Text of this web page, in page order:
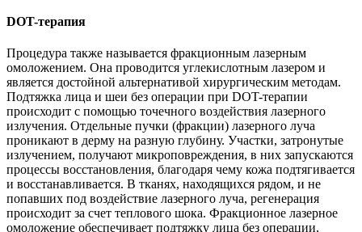
DOT-терапия
Процедура также называется фракционным лазерным
омоложением. Она проводится углекислотным лазером и
является достойной альтернативой хирургическим методам.
Подтяжка лица и шеи без операции при DOT-терапии
происходит с помощью точечного воздействия лазерного
излучения. Отдельные пучки (фракции) лазерного луча
проникают в дерму на разную глубину. Участки, затронутые
излучением, получают микроповреждения, в них запускаются
процессы восстановления, благодаря чему кожа подтягивается
и восстанавливается. В тканях, находящихся рядом, и не
попавших под воздействие лазерного луча, регенерация
происходит за счет теплового шока. Фракционное лазерное
омоложение обеспечивает подтяжку лица без операции,